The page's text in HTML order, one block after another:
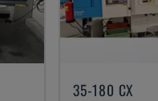
35-180 CX